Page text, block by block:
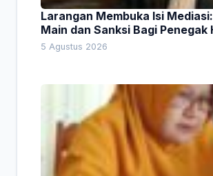
Larangan Membuka Isi
Main dan Sanksi Bagi Penegak
5 Agustus 2026